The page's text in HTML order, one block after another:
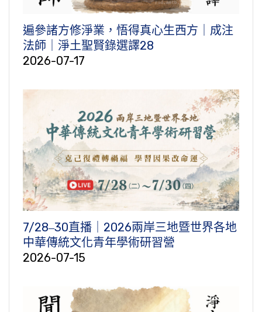
遍參諸方修淨業，悟得真心生西方｜成注
法師｜淨土聖賢錄選譯28
2026-07-17
7/28‒30直播｜2026兩岸三地暨世界各地
中華傳統文化青年學術研習營
2026-07-15